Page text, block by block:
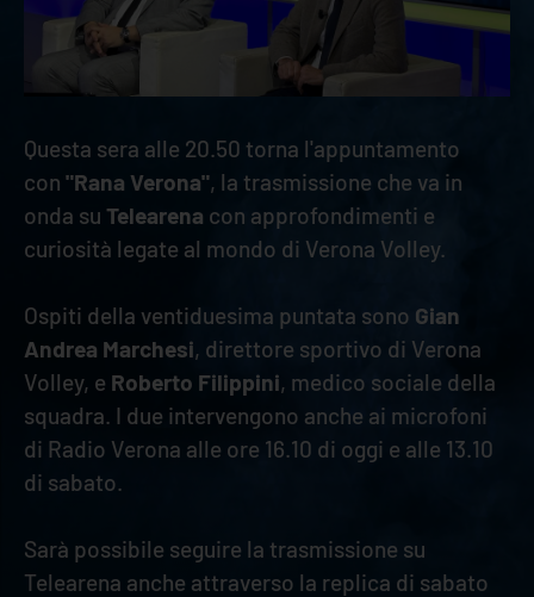
Questa sera alle 20.50 torna l'appuntamento
con "Rana Verona", la trasmissione che va in
onda su Telearena con approfondimenti e
curiosità legate al mondo di Verona Volley.
Ospiti della ventiduesima puntata sono Gian
Andrea Marchesi, direttore sportivo di Verona
Volley, e Roberto Filippini, medico sociale della
squadra. I due intervengono anche ai microfoni
di Radio Verona alle ore 16.10 di oggi e alle 13.10
di sabato.
Sarà possibile seguire la trasmissione su
Telearena anche attraverso la replica di sabato